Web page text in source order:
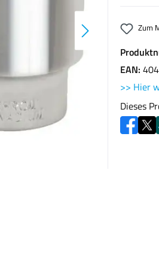
Zum
EAN:
>> Hier
Dieses